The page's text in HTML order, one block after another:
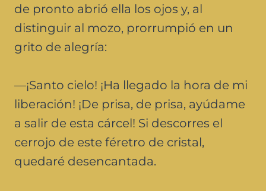
de pronto abrió ella los ojos y, al
distinguir al mozo, prorrumpió en un
grito de alegría:
—¡Santo cielo! ¡Ha llegado la hora de mi
liberación! ¡De prisa, de prisa, ayúdame
a salir de esta cárcel! Si descorres el
cerrojo de este féretro de cristal,
quedaré desencantada.